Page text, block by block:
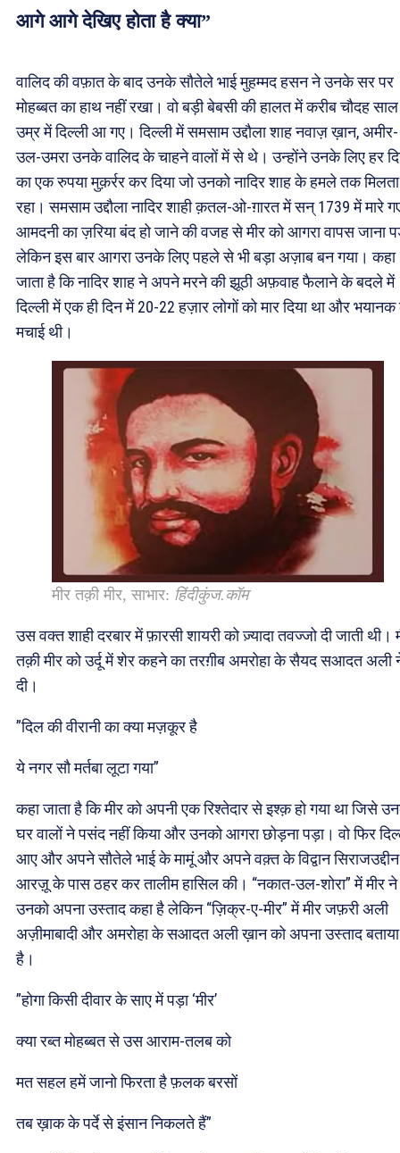
आगे आगे देखिए होता है क्या”
वालिद की वफ़ात के बाद उनके सौतेले भाई मुहम्मद हसन ने उनके सर पर
मोहब्बत का हाथ नहीं रखा। वो बड़ी बेबसी की हालत में करीब चौदह
उम्र में दिल्ली आ गए। दिल्ली में समसाम उद्दौला शाह नवाज़ ख़ान, अमीर-
उल-उमरा उनके वालिद के चाहने वालों में से थे। उन्होंने उनके लिए हर
का एक रुपया मुक़र्रर कर दिया जो उनको नादिर शाह के हमले तक मिलता
रहा। समसाम उद्दौला नादिर शाही क़तल-ओ-ग़ारत में सन् 1739 में मारे
आमदनी का ज़रिया बंद हो जाने की वजह से मीर को आगरा वापस जाना
लेकिन इस बार आगरा उनके लिए पहले से भी बड़ा अज़ाब बन गया। कहा
जाता है कि नादिर शाह ने अपने मरने की झूठी अफ़वाह फैलाने के बदले में
दिल्ली में एक ही दिन में 20-22 हज़ार लोगों को मार दिया था और
मचाई थी।
मीर तक़ी मीर, साभार: हिंदीकुंज.कॉम
उस वक्त शाही दरबार में फ़ारसी शायरी को ज़्यादा तवज्जो दी जाती थी।
तक़ी मीर को उर्दू में शेर कहने का तरग़ीब अमरोहा के सैयद सआदत अली
दी।
”दिल की वीरानी का क्या मज़कूर है
ये नगर सौ मर्तबा लूटा गया”
कहा जाता है कि मीर को अपनी एक रिश्तेदार से इश्क़ हो गया था जिसे
घर वालों ने पसंद नहीं किया और उनको आगरा छोड़ना पड़ा। वो फिर
आए और अपने सौतेले भाई के मामूं और अपने वक़्त के विद्वान सिराजउद्दीन
आरज़ू के पास ठहर कर तालीम हासिल की। “नकात-उल-शोरा” में मीर ने
उनको अपना उस्ताद कहा है लेकिन “ज़िक्र-ए-मीर” में मीर जफ़री अली
अज़ीमाबादी और अमरोहा के सआदत अली ख़ान को अपना उस्ताद बताया
है।
”होगा किसी दीवार के साए में पड़ा ‘मीर’
क्या रब्त मोहब्बत से उस आराम-तलब को
मत सहल हमें जानो फिरता है फ़लक बरसों
तब ख़ाक के पर्दे से इंसान निकलते हैं”